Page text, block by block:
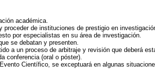
académica.
de instituciones de prestigio en
por especialistas en su área de investigación.
se debatan y presenten.
a un proceso de arbitraje y revisión que deberá
conferencia (oral o póster).
Científico, se exceptuará en algunas